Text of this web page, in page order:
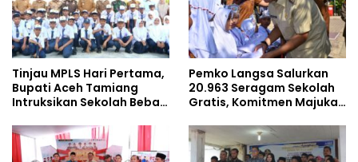
Tinjau MPLS Hari Pertama,
Bupati Aceh Tamiang
Intruksikan Sekolah Bebas
Pemko Langsa Salurkan
20.963 Seragam Sekolah
Gratis, Komitmen Majukan